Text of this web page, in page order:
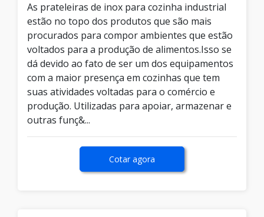
As prateleiras de inox para cozinha industrial
estão no topo dos produtos que são mais
procurados para compor ambientes que estão
voltados para a produção de alimentos.Isso se
dá devido ao fato de ser um dos equipamentos
com a maior presença em cozinhas que tem
suas atividades voltadas para o comércio e
produção. Utilizadas para apoiar, armazenar e
outras funç&...
Cotar agora